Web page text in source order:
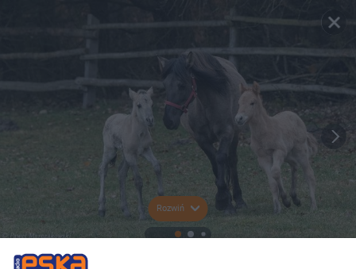
Rozwiń